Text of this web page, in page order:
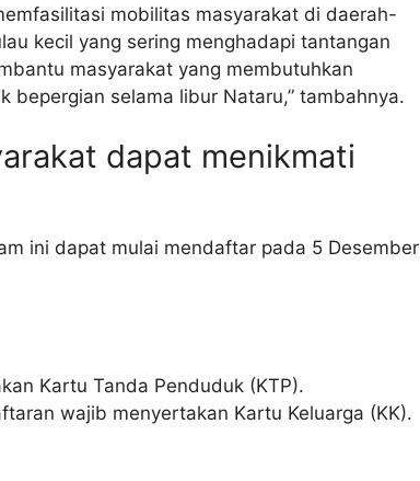
mobilitas masyarakat di daerah-
kecil yang sering menghadapi tantangan
masyarakat yang membutuhkan
selama libur Nataru,” tambahnya.
dapat menikmati
ini dapat mulai mendaftar pada 5 Desember
Kartu Tanda Penduduk (KTP).
wajib menyertakan Kartu Keluarga (KK).